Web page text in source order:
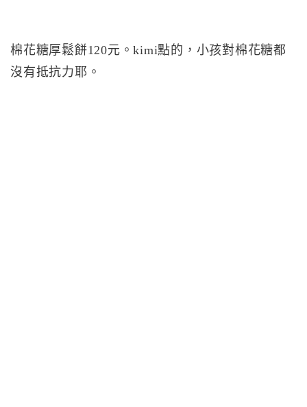
棉花糖厚鬆餅120元。kimi點的，小孩對棉花糖都
沒有抵抗力耶。